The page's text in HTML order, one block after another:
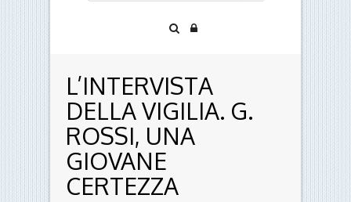
L’INTERVISTA
DELLA VIGILIA. G.
ROSSI, UNA
GIOVANE
CERTEZZA